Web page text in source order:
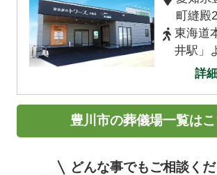
町縫殿
東海道
井駅」
詳
豊川市の葬儀場一覧は
どんな事でもご相談く